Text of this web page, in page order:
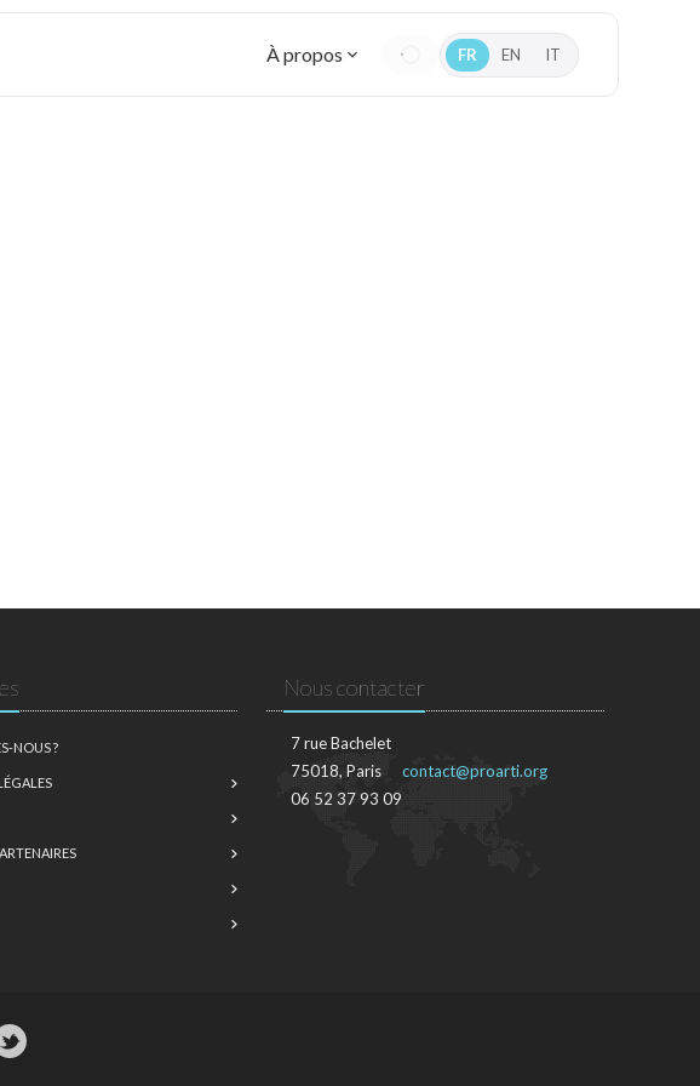
À propos FR EN IT
NOUS ?
Nous contacter
7 rue Bachelet
75018, Paris
06 52 37 93 09
contact@proarti.org